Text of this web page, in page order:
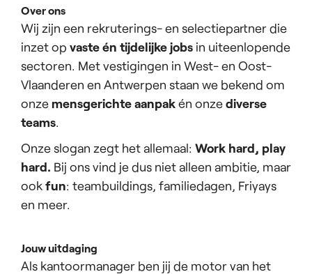
Over ons
Wij zijn een rekruterings- en selectiepartner die
inzet op vaste én tijdelijke jobs in uiteenlopende
sectoren. Met vestigingen in West- en Oost-
Vlaanderen en Antwerpen staan we bekend om
onze mensgerichte aanpakén onzediverse
teams.
Onze slogan zegt het allemaal: Work hard, play
hard. Bij ons vind je dus niet alleen ambitie, maar
ookfun: teambuildings, familiedagen, Friyays
en meer.
Jouw uitdaging
Als kantoormanager ben jij de motor van het